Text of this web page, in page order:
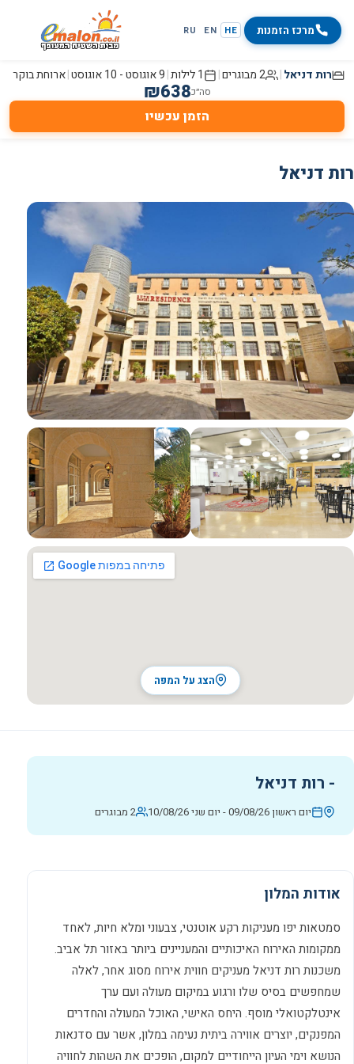
מרכז הזמנות HE
EN
RU
רות דניאל| 2 מבוגרים | 1 לילות |9 אוגוסט - 10 אוגוסט |ארוחת בוקר
סה״כ ₪638
הזמן עכשיו
רות דניאל
כל התמונות
הצג על המפה
- רות דניאל
יום ראשון 09/08/26 - יום שני 10/08/26 2 מבוגרים
אודות המלון
סמטאות יפו מעניקות רקע אוטנטי, צבעוני ומלא חיות, לאחד
ממקומות האירוח האיכותיים והמעניינים ביותר באזור תל אביב.
משכנות רות דניאל מעניקים חווית אירוח מסוג אחר, לאלה
שמחפשים בסיס שלו ורגוע במיקום מעולה ועם ערך
אינטלקטואלי מוסף. היחס האישי, האוכל המעולה והחדרים
המפנקים, יוצרים אווירה ביתית נעימה במלון, אשר עם סדנאות
הנושא וימי העיון הייחודיים למקום, הופכים את השהות לחוויה